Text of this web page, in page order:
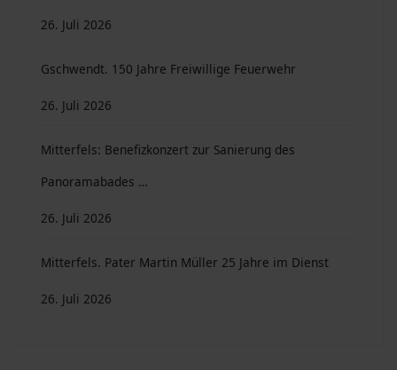
26. Juli 2026
Gschwendt. 150 Jahre Freiwillige Feuerwehr
26. Juli 2026
Mitterfels: Benefizkonzert zur Sanierung des
Panoramabades …
26. Juli 2026
Mitterfels. Pater Martin Müller 25 Jahre im Dienst
26. Juli 2026